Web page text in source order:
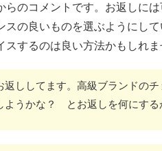
らのコメントです。お返しに
スの良いものを選ぶようにし
スするのは良い方法かもしれま
返ししてます。高級ブランドの
ようかな？ とお返しを何にする